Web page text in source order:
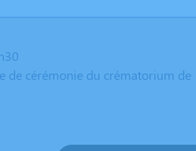
de cérémonie du crématorium de